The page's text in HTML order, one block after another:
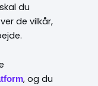
du
de vilkår,
, og du